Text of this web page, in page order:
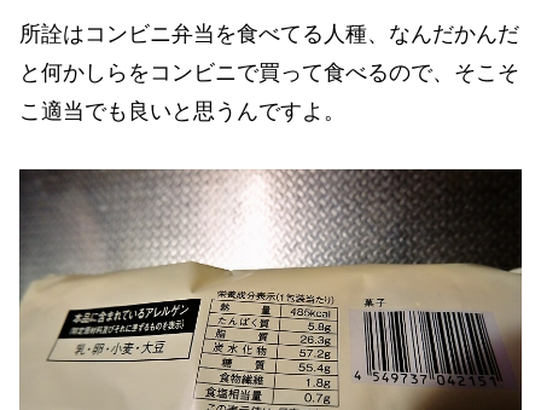
所詮はコンビニ弁当を食べてる人種、なんだかんだ
と何かしらをコンビニで買って食べるので、そこそ
こ適当でも良いと思うんですよ。